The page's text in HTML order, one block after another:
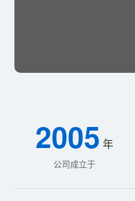
2005 年
公司成立于